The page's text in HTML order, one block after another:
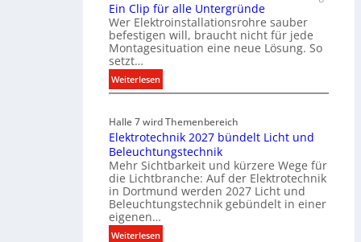
k
o
m
u
n
k
a
t
i
o
n
Ein Clip für alle Untergründe
Wer Elektroinstallationsrohre sauber
befestigen will, braucht nicht für jede
Montagesituation eine neue Lösung. So
setzt…
Weiterlesen:
E
n
C
l
i
p
f
Halle 7 wird Themenbereich
Elektrotechnik 2027 bündelt Licht und
Beleuchtungstechnik
Mehr Sichtbarkeit und kürzere Wege für
die Lichtbranche: Auf der Elektrotechnik
in Dortmund werden 2027 Licht und
Beleuchtungstechnik gebündelt in einer
eigenen…
Weiterlesen: